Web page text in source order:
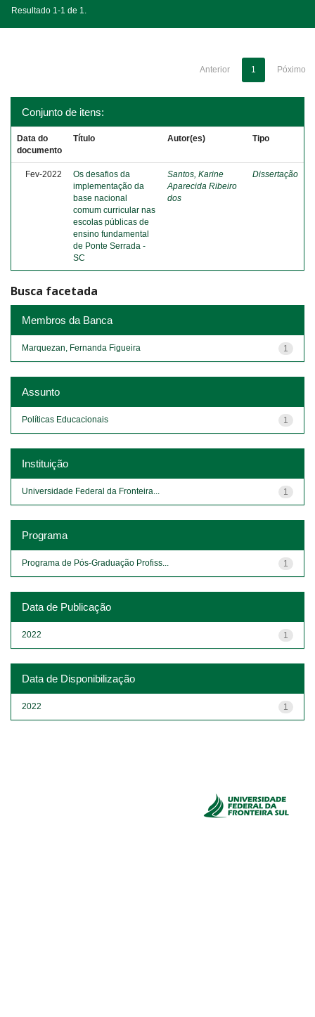
Resultado 1-1 de 1.
Anterior 1 Póximo
Conjunto de itens:
Data do
documento
Título Autor(es) Tipo
Fev-2022
Os desafios da
implementação da
base nacional
comum curricular nas
escolas públicas de
ensino fundamental
de Ponte Serrada -
SC
Santos, Karine
Aparecida Ribeiro
dos
Dissertação
Busca facetada
Membros da Banca
1
Marquezan, Fernanda Figueira
Assunto
1
Políticas Educacionais
Instituição
1
Universidade Federal da Fronteira...
Programa
1
Programa de Pós-Graduação Profiss...
Data de Publicação
1
2022
Data de Disponibilização
1
2022